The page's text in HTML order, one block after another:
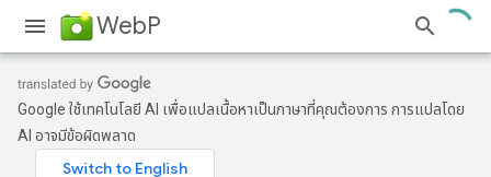
WebP
Google ใช้เทคโนโลยี AI เพื่อแปลเนื้อหาเป็นภาษาที่คุณต้องการ การแปลโดย
AI อาจมีข้อผิดพลาด